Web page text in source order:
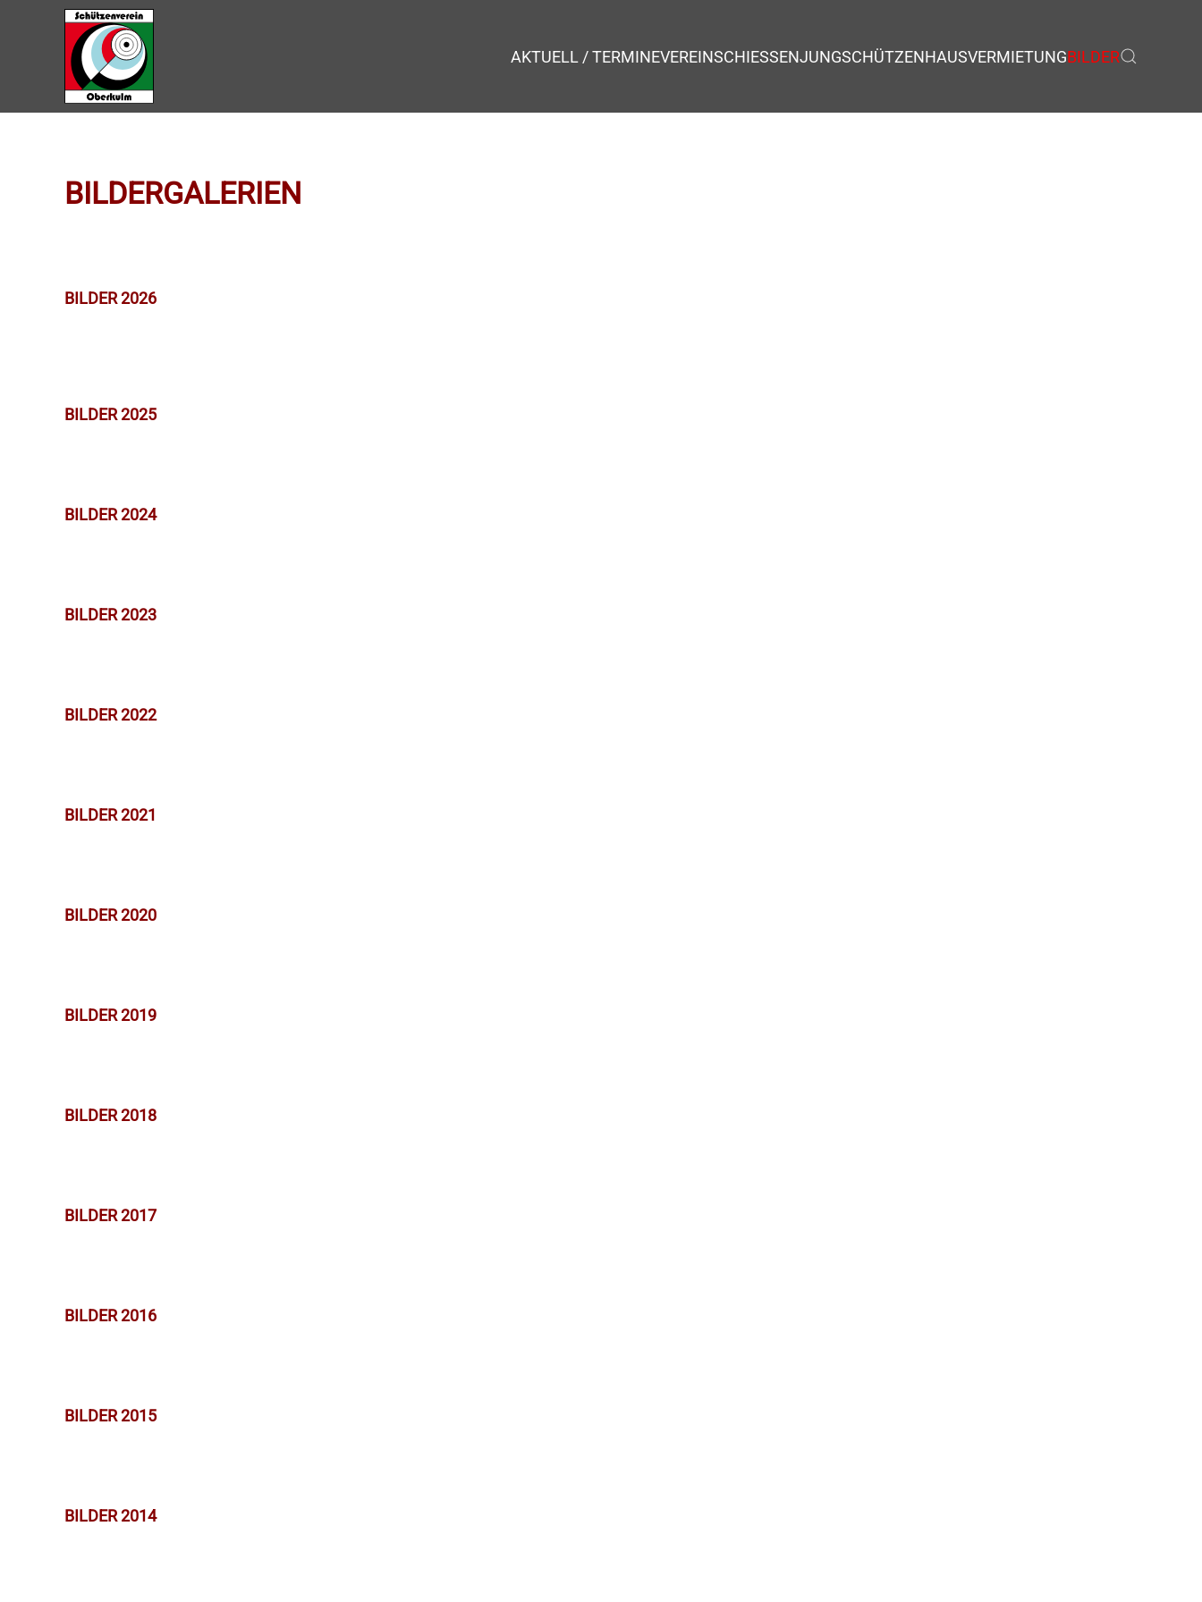
Zum Hauptinhalt springen AKTUELL / TERMINEVEREINSCHIESSENJUNGSCHÜTZENHAUSVERMIETUNGBILDER
BILDERGALERIEN
BILDER 2026
BILDER 2025
BILDER 2024
BILDER 2023
BILDER 2022
BILDER 2021
BILDER 2020
BILDER 2019
BILDER 2018
BILDER 2017
BILDER 2016
BILDER 2015
BILDER 2014